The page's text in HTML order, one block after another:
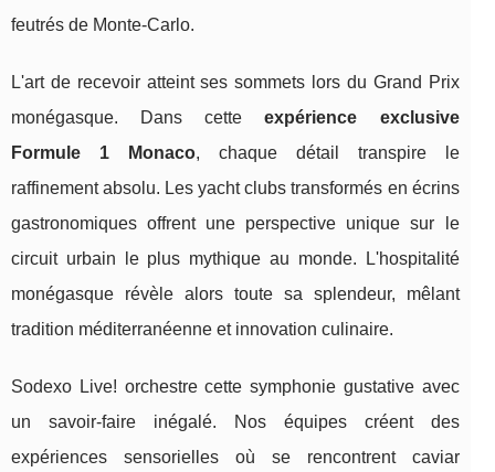
feutrés de Monte-Carlo.
L'art de recevoir atteint ses sommets lors du Grand Prix
monégasque. Dans cetteexpérience exclusive
Formule 1 Monaco, chaque détail transpire le
raffinement absolu. Les yacht clubs transformés en écrins
gastronomiques offrent une perspective unique sur le
circuit urbain le plus mythique au monde. L'hospitalité
monégasque révèle alors toute sa splendeur, mêlant
tradition méditerranéenne et innovation culinaire.
Sodexo Live! orchestre cette symphonie gustative avec
un savoir-faire inégalé. Nos équipes créent des
expériences sensorielles où se rencontrent caviar